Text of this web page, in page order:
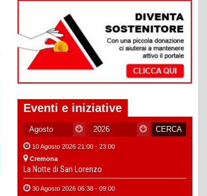
Eventi e iniziative
10 Agosto 2026 21:00 - 23:00
Cremona
La Notte di San Lorenzo
30 Agosto 2026 06:38 - 09:00